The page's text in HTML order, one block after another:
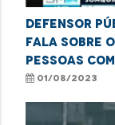
Defensor
fala sobre
pessoas
01/08/2023